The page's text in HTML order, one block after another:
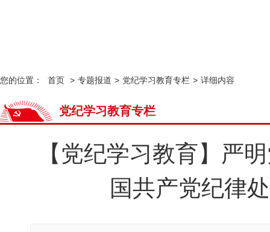
您的位置： 首页 > 专题报道 > 党纪学习教育专栏 > 详细内容
党纪学习教育专栏
【党纪学习教育】严
国共产党纪律